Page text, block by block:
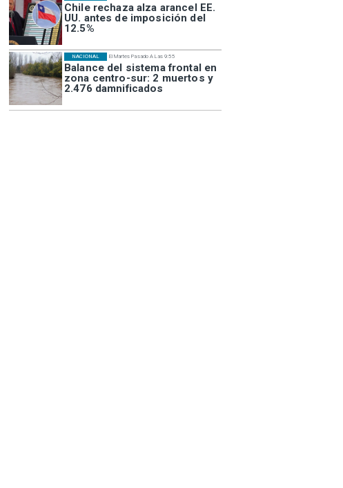
Chile rechaza alza arancel EE.
UU. antes de imposición del
12.5%
El Martes Pasado A Las 9:55
Balance del sistema frontal en
zona centro-sur: 2 muertos y
2.476 damnificados
NACIONAL